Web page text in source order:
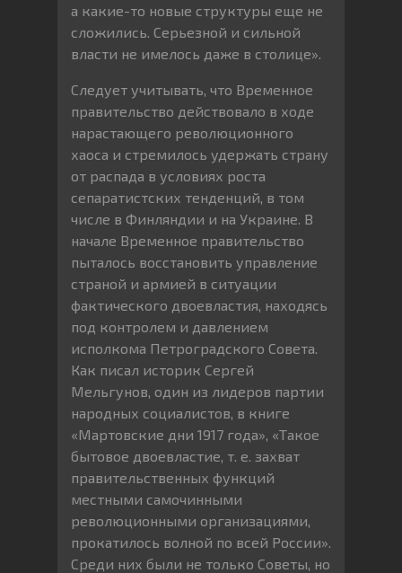
а какие-то новые структуры еще не
сложились. Серьезной и сильной
власти не имелось даже в столице».
Следует учитывать, что Временное
правительство действовало в ходе
нарастающего революционного
хаоса и стремилось удержать страну
от распада в условиях роста
сепаратистских тенденций, в том
числе в Финляндии и на Украине. В
начале Временное правительство
пыталось восстановить управление
страной и армией в ситуации
фактического двоевластия, находясь
под контролем и давлением
исполкома Петроградского Совета.
Как писал историк Сергей
Мельгунов, один из лидеров партии
народных социалистов, в книге
«Мартовские дни 1917 года», «Такое
бытовое двоевластие, т. е. захват
правительственных функций
местными самочинными
революционными организациями,
прокатилось волной по всей России».
Среди них были не только Советы, но